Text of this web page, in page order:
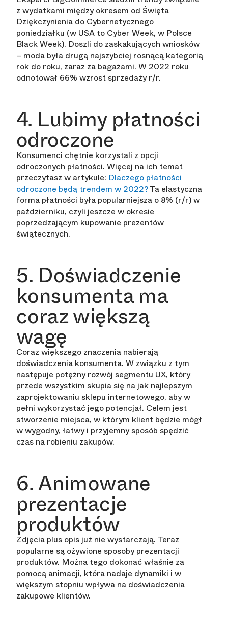
z wydatkami między okresem od Święta
Dziękczynienia do Cybernetycznego
poniedziałku (w USA to Cyber Week, w Polsce
Black Week). Doszli do zaskakujących wniosków
– moda była drugą najszybciej rosnącą kategorią
rok do roku, zaraz za bagażami. W 2022 roku
odnotował 66% wzrost sprzedaży r/r.
4. Lubimy płatności
odroczone
Konsumenci chętnie korzystali z opcji
odroczonych płatności. Więcej na ich temat
przeczytasz w artykule: Dlaczego płatności
odroczone będą trendem w 2022?Ta elastyczna
forma płatności była popularniejsza o 8% (r/r) w
październiku, czyli jeszcze w okresie
poprzedzającym kupowanie prezentów
świątecznych.
5. Doświadczenie
konsumenta ma
coraz większą
wagę
Coraz większego znaczenia nabierają
doświadczenia konsumenta. W związku z tym
następuje potężny rozwój segmentu UX, który
przede wszystkim skupia się na jak najlepszym
zaprojektowaniu sklepu internetowego, aby w
pełni wykorzystać jego potencjał. Celem jest
stworzenie miejsca, w którym klient będzie mógł
w wygodny, łatwy i przyjemny sposób spędzić
czas na robieniu zakupów.
6. Animowane
prezentacje
produktów
Zdjęcia plus opis już nie wystarczają. Teraz
popularne są ożywione sposoby prezentacji
produktów. Można tego dokonać właśnie za
pomocą animacji, która nadaje dynamiki i w
większym stopniu wpływa na doświadczenia
zakupowe klientów.